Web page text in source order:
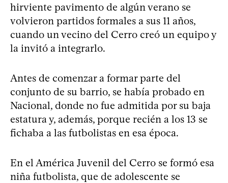
hirviente pavimento de algún verano se
volvieron partidos formales a sus 11 años,
cuando un vecino del Cerro creó un equipo y
la invitó a integrarlo.
Antes de comenzar a formar parte del
conjunto de su barrio, se había probado en
Nacional, donde no fue admitida por su baja
estatura y, además, porque recién a los 13 se
fichaba a las futbolistas en esa época.
En el América Juvenil del Cerro se formó esa
niña futbolista, que de adolescente se